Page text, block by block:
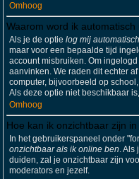
Omhoog
Waarom word ik automatisch
Als je de optie log mij
maar voor een bepaalde tijd
account misbruiken. Om
aanvinken. We raden dit echter
computer, bijvoorbeeld op
Als deze optie niet beschikbaar
Omhoog
Hoe kan ik onzichtbaar zijn
In het gebruikerspaneel onder
onzichtbaar als ik online ben. Als
duiden, zal je onzichtbaar zijn
moderators en jezelf.